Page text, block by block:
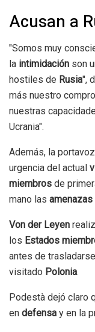
Acusan a
"Somos muy
la intimidación son
hostiles de Rusia",
más nuestro
nuestras
Ucrania".
Además, la
urgencia del actual
miembros de
mano las amenazas
Von der Leyen
los Estados
antes de
visitado Polonia.
Podestà dejó claro
en defensa y en la